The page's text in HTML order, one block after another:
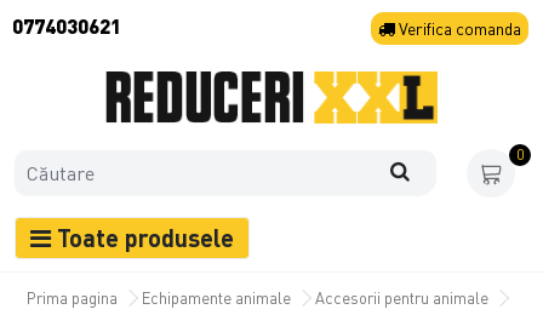
0774030621 Verifica comanda
0
Toate produsele
Prima pagina Echipamente animale
Accesorii pentru animale